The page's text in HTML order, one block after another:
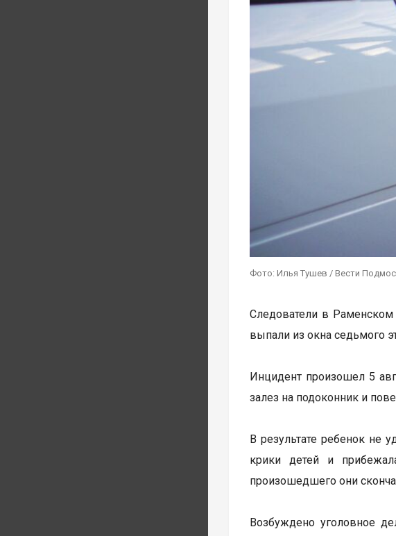
Фото: Илья Тушев / Вести
Следователи в
выпали из окна седьмого
Инцидент произошел 5
залез на подоконник и
В результате ребенок не
крики детей и
произошедшего они
Возбуждено уголовное